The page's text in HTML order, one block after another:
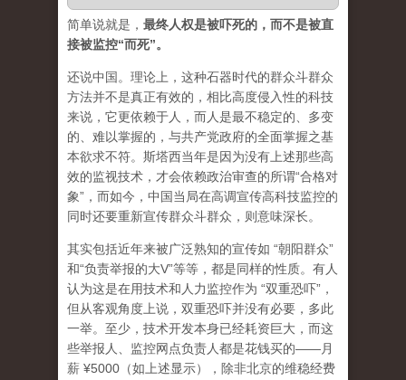
简单说就是， 最终人权是被吓死的，而不是被直
接被监控“而死”。
还说中国。理论上，这种石器时代的群众斗群众
方法并不是真正有效的，相比高度侵入性的科技
来说，它更依赖于人，而人是最不稳定的、多变
的、难以掌握的，与共产党政府的全面掌握之基
本欲求不符。斯塔西当年是因为没有上述那些高
效的监视技术，才会依赖政治审查的所谓“合格对
象”，而如今，中国当局在高调宣传高科技监控的
同时还要重新宣传群众斗群众，则意味深长。
其实包括近年来被广泛熟知的宣传如 “朝阳群众”
和“负责举报的大V”等等，都是同样的性质。有人
认为这是在用技术和人力监控作为 “双重恐吓”，
但从客观角度上说，双重恐吓并没有必要，多此
一举。至少，技术开发本身已经耗资巨大，而这
些举报人、监控网点负责人都是花钱买的——月
薪 ¥5000（如上述显示），除非北京的维稳经费